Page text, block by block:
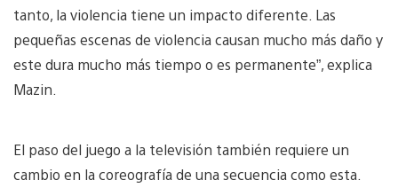
tanto, la violencia tiene un impacto diferente. Las
pequeñas escenas de violencia causan mucho más daño y
este dura mucho más tiempo o es permanente”, explica
Mazin.
El paso del juego a la televisión también requiere un
cambio en la coreografía de una secuencia como esta.